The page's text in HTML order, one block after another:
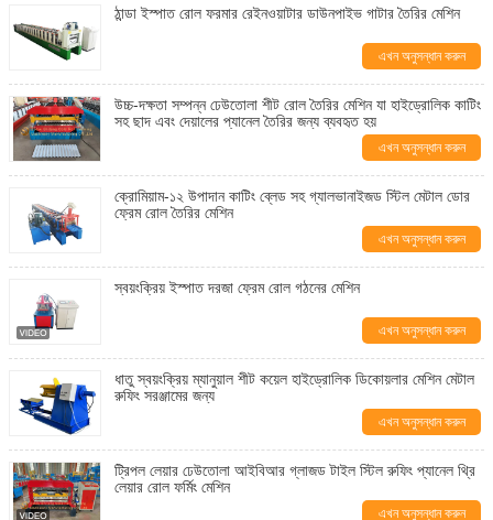
ঠান্ডা ইস্পাত রোল ফরমার রেইনওয়াটার ডাউনপাইভ গাটার তৈরির মেশিন
এখন অনুসন্ধান করুন
উচ্চ-দক্ষতা সম্পন্ন ঢেউতোলা শীট রোল তৈরির মেশিন যা হাইড্রোলিক কাটিং
সহ ছাদ এবং দেয়ালের প্যানেল তৈরির জন্য ব্যবহৃত হয়
এখন অনুসন্ধান করুন
ক্রোমিয়াম-১২ উপাদান কাটিং ব্লেড সহ গ্যালভানাইজড স্টিল মেটাল ডোর
ফ্রেম রোল তৈরির মেশিন
এখন অনুসন্ধান করুন
স্বয়ংক্রিয় ইস্পাত দরজা ফ্রেম রোল গঠনের মেশিন
এখন অনুসন্ধান করুন
ধাতু স্বয়ংক্রিয় ম্যানুয়াল শীট কয়েল হাইড্রোলিক ডিকোয়লার মেশিন মেটাল
রুফিং সরঞ্জামের জন্য
এখন অনুসন্ধান করুন
ট্রিপল লেয়ার ঢেউতোলা আইবিআর গ্লাজড টাইল স্টিল রুফিং প্যানেল থ্রি
লেয়ার রোল ফর্মিং মেশিন
এখন অনুসন্ধান করুন